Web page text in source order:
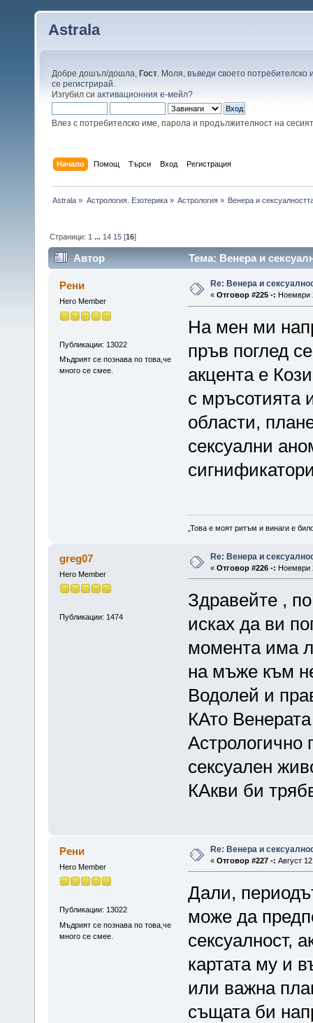
Astrala
Добре дошъл/дошла, Гост . Моля, въведи своето потребителско
се регистрирай
Изгубил си активационния е-мейл?
Влез с потребителско име, парола и продължителност на
Начало Помощ Търси Вход Регистрация
Astrala » Астрология. Езотерика» Астрология» Венера и
Страници: 1 ... 14 15 [16]
Автор Тема: Венера и
Рени
Hero Member
Публикации: 13022
Мъдрият се познава по това,че
много се смее.
Re: Венера и
« Отговор #225 -: Ноември
На мен ми
пръв поглед
акцента е
с мръсотията
области,
сексуални
„Това е моят ритъм и винаги е
greg07
Hero Member
Публикации: 1474
Re: Венера и
« Отговор #226 -: Ноември
Здравейте ,
исках да ви
момента има
на мъже към
Водолей и
КАто
Астрологично
сексуален
КАкви би
Рени
Hero Member
Публикации: 13022
Мъдрият се познава по това,че
много се смее.
Re: Венера и
« Отговор #227 -: Август
Дали,
може да
сексуалност,
картата му и
или важна
същата би